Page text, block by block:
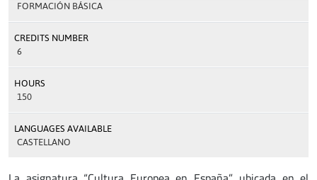
FORMACIÓN BÁSICA
CREDITS NUMBER
6
HOURS
150
LANGUAGES AVAILABLE
CASTELLANO